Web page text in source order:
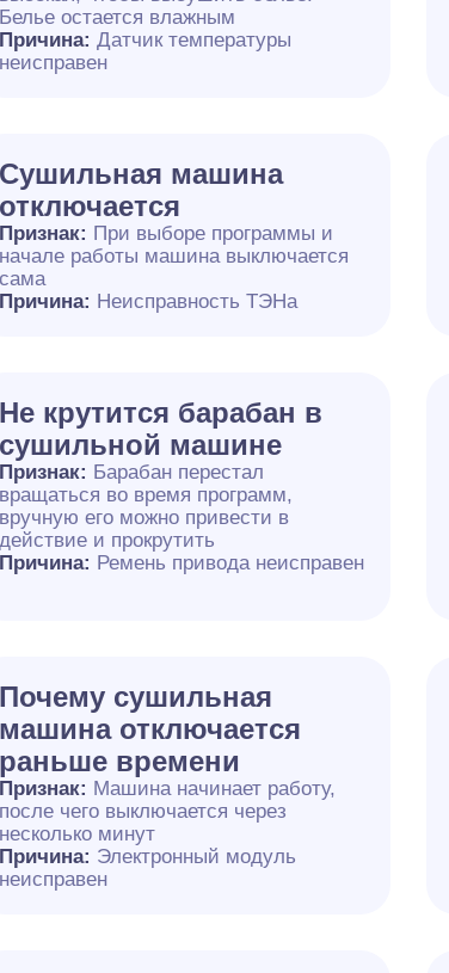
Белье остается влажным
Причина:Датчик температуры
неисправен
Сушильная машина
отключается
Признак: При выборе программы и
начале работы машина выключается
сама
Причина: Неисправность ТЭНа
Не крутится барабан в
сушильной машине
Признак: Барабан перестал
вращаться во время программ,
вручную его можно привести в
действие и прокрутить
Причина: Ремень привода неисправен
Почему сушильная
машина отключается
раньше времени
Признак: Машина начинает работу,
после чего выключается через
несколько минут
Причина: Электронный модуль
неисправен